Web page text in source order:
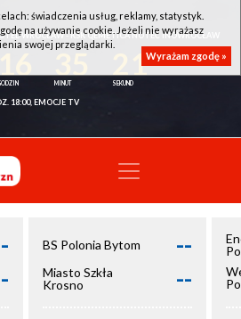
WROCŁAW - KSK QEMETICA NOTEĆ INOWROCŁAW
21
18:00, EMOCJE TV
BS Polonia Bytom --
Miasto Szkła
Krosno
--
świadczenia usług, reklamy, statystyk.
na używanie cookie. Jeżeli nie wyrażasz
swojej przeglądarki.
Wyrażam zgodę »